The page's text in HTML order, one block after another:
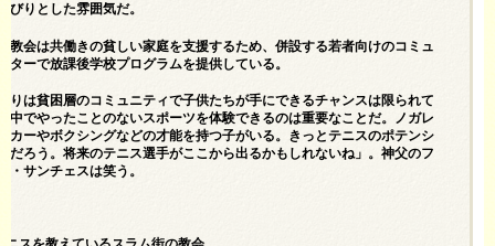
びりとした雰囲気だ。
教会は共働きの貧しい家庭を支援するため、併設する若者向けのコミュ
ターで放課後学校プログラムを提供している。
りは貧困層のコミュニティで子供たちが手にできるチャンスは限られて
中でやったことのないスポーツを体験できるのは重要なことだ。ノガレ
カーやボクシングなどの才能を持つ子がいる。きっとテニスのポテンシ
だろう。将来のテニス選手がここから出るかもしれないね」。神父のフ
・サンチェスは笑う。